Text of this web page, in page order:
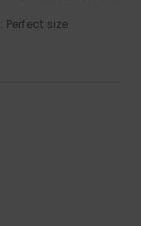
: Perfect size